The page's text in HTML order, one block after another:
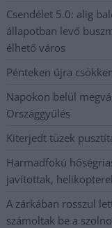
Csendélet 5.0: alig
állapotban levő
élhető város
Pénteken újra
Napokon belül
Országgyűlés
Kiterjedt tüzek
Harmadfokú
javítottak,
A zárkában rosszul
számoltak be a